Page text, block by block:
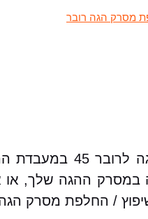
מסרק הגה רובר
שירות שיפוץ /
ההגה שלך, או
/ החלפת מסרק